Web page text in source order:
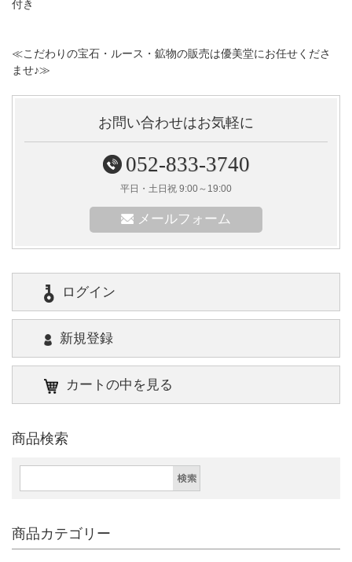
付き
≪こだわりの宝石・ルース・鉱物の販売は優美堂にお任せくださ
ませ♪≫
お問い合わせはお気軽に
052-833-3740
平日・土日祝 9:00～19:00
メールフォーム
ログイン
新規登録
カートの中を見る
商品検索
商品カテゴリー